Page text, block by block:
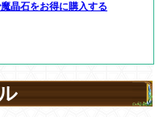
晶石をお得に購入する